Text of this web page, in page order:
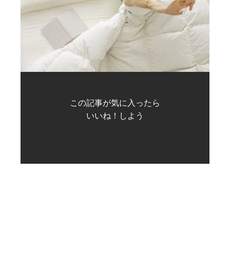
この記事が気に入ったら
いいね！しよう